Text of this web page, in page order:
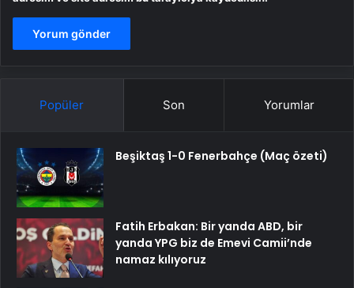
Popüler Son Yorumlar
Beşiktaş 1-0 Fenerbahçe (Maç özeti)
Fatih Erbakan: Bir yanda ABD, bir
yanda YPG biz de Emevi Camii’nde
namaz kılıyoruz